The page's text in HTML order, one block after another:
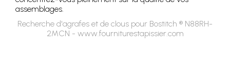
assemblages.
Recherche d'agrafes et de clous pour Bostitch ® N88RH-
2MCN - www.fourniturestapissier.com